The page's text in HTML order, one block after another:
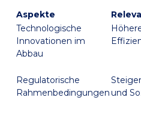
Aspekte
Technologische
Innovationen im
Abbau
Regulatorische
Rahmenbedingungenund